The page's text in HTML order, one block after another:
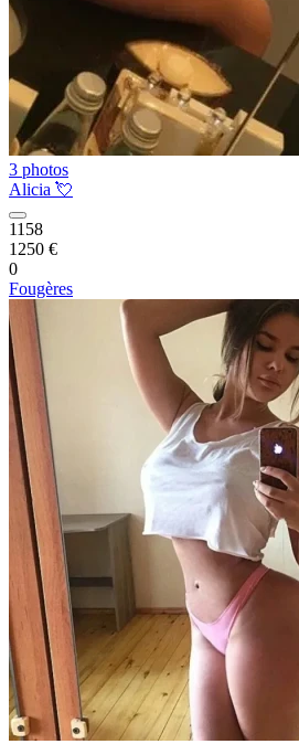
3 photos
Alicia 💘
1158
1250 €
0
Fougères